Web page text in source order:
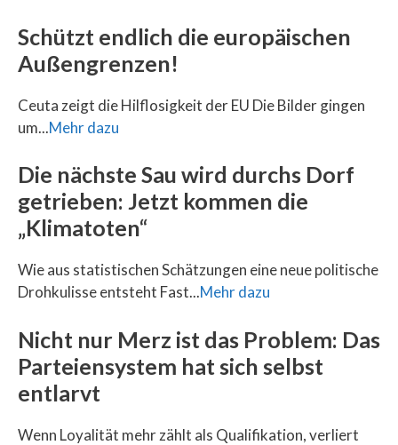
Schützt endlich die europäischen
Außengrenzen!
Ceuta zeigt die Hilflosigkeit der EU Die Bilder gingen
um...Mehr dazu
Die nächste Sau wird durchs Dorf
getrieben: Jetzt kommen die
„Klimatoten“
Wie aus statistischen Schätzungen eine neue politische
Drohkulisse entsteht Fast...Mehr dazu
Nicht nur Merz ist das Problem: Das
Parteiensystem hat sich selbst
entlarvt
Wenn Loyalität mehr zählt als Qualifikation, verliert